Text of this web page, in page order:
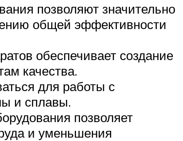
позволяют значительно
общей эффективности
обеспечивает создание
качества.
для работы с
и сплавы.
позволяет
и уменьшения